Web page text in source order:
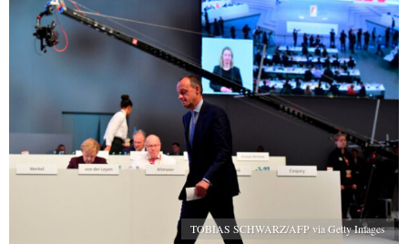
TOBIAS SCHWARZ/AFP via Getty Images